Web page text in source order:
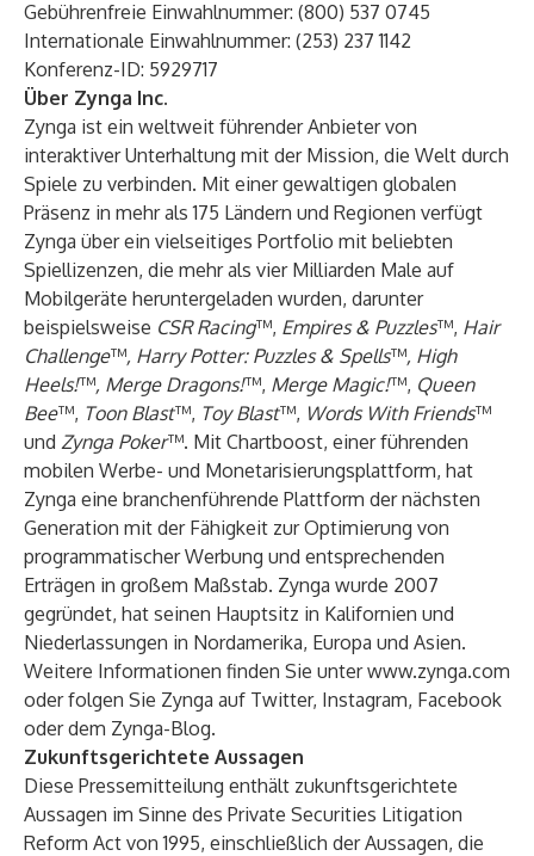
Gebührenfreie Einwahlnummer: (800) 537 0745
Internationale Einwahlnummer: (253) 237 1142
Konferenz-ID: 5929717
Über Zynga Inc.
Zynga ist ein weltweit führender Anbieter von
interaktiver Unterhaltung mit der Mission, die Welt durch
Spiele zu verbinden. Mit einer gewaltigen globalen
Präsenz in mehr als 175 Ländern und Regionen verfügt
Zynga über ein vielseitiges Portfolio mit beliebten
Spiellizenzen, die mehr als vier Milliarden Male auf
Mobilgeräte heruntergeladen wurden, darunter
beispielsweise CSR Racing™, Empires & Puzzles™, Hair
Challenge™, Harry Potter: Puzzles & Spells™, High
Heels!™, Merge Dragons!™, Merge Magic!™, Queen
Bee™, Toon Blast™, Toy Blast™, Words With Friends™
und Zynga Poker™. Mit Chartboost, einer führenden
mobilen Werbe- und Monetarisierungsplattform, hat
Zynga eine branchenführende Plattform der nächsten
Generation mit der Fähigkeit zur Optimierung von
programmatischer Werbung und entsprechenden
Erträgen in großem Maßstab. Zynga wurde 2007
gegründet, hat seinen Hauptsitz in Kalifornien und
Niederlassungen in Nordamerika, Europa und Asien.
Weitere Informationen finden Sie unterwww.zynga.com
oder folgen Sie Zynga auf Twitter, Instagram, Facebook
oder dem Zynga-Blog.
Zukunftsgerichtete Aussagen
Diese Pressemitteilung enthält zukunftsgerichtete
Aussagen im Sinne des Private Securities Litigation
Reform Act von 1995, einschließlich der Aussagen, die